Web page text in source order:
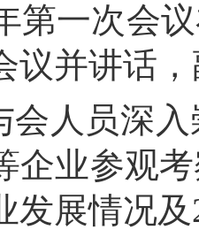
第一次会
议并讲话，
会人员深
企业参观
发展情况